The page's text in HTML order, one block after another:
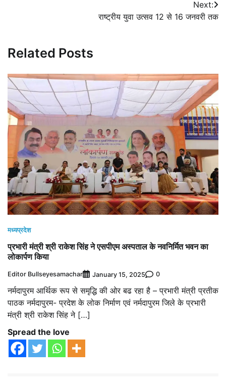
Next:
राष्ट्रीय युवा उत्सव 12 से 16 जनवरी तक
Related Posts
मध्यप्रदेश
प्रभारी मंत्री श्री राकेश सिंह ने एसपीएम अस्‍पताल के नवनिर्मित भवन का
लोकार्पण किया
Editor Bullseyesamachar January 15, 2025 0
नर्मदापुरम आर्थिक रूप से समृद्धि की ओर बढ रहा है – प्रभारी मंत्री प्रतीक
पाठक नर्मदापुरम- प्रदेश के लोक निर्माण एवं नर्मदापुरम जिले के प्रभारी
मंत्री श्री राकेश सिंह ने […]
Spread the love